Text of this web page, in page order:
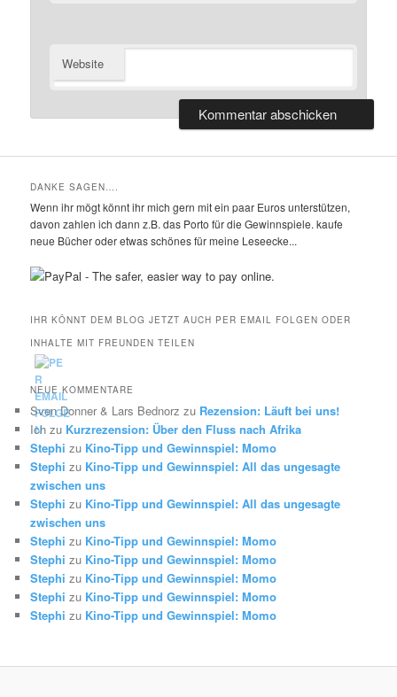
Website
DANKE SAGEN….
Wenn ihr mögt könnt ihr mich gern mit ein paar Euros unterstützen,
davon zahlen ich dann z.B. das Porto für die Gewinnspiele. kaufe
neue Bücher oder etwas schönes für meine Leseecke...
IHR KÖNNT DEM BLOG JETZT AUCH PER EMAIL FOLGEN ODER
INHALTE MIT FREUNDEN TEILEN
NEUE KOMMENTARE
Sven Donner & Lars Bednorz zu Rezension: Läuft bei uns!
Ich zu Kurzrezension: Über den Fluss nach Afrika
Stephi zu Kino-Tipp und Gewinnspiel: Momo
Stephi zu Kino-Tipp und Gewinnspiel: All das ungesagte
zwischen uns
Stephi zu Kino-Tipp und Gewinnspiel: All das ungesagte
zwischen uns
Stephi zu Kino-Tipp und Gewinnspiel: Momo
Stephi zu Kino-Tipp und Gewinnspiel: Momo
Stephi zu Kino-Tipp und Gewinnspiel: Momo
Stephi zu Kino-Tipp und Gewinnspiel: Momo
Stephi zu Kino-Tipp und Gewinnspiel: Momo